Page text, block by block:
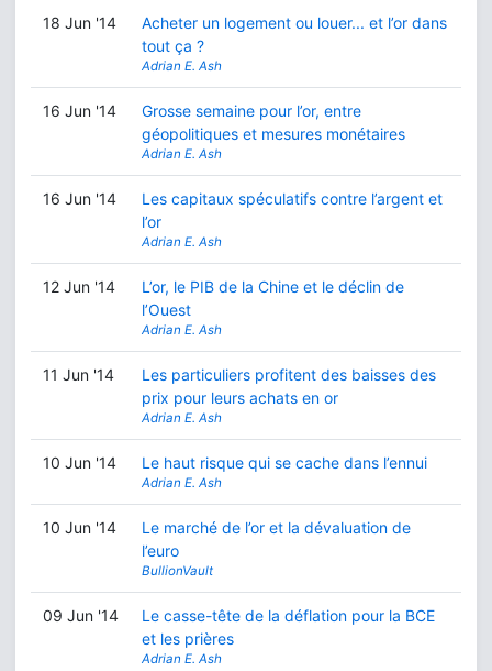
18 Jun '14
Acheter un logement ou louer... et l’or dans
tout ça ?
Adrian E. Ash
16 Jun '14
Grosse semaine pour l’or, entre
géopolitiques et mesures monétaires
Adrian E. Ash
16 Jun '14
Les capitaux spéculatifs contre l’argent et
l’or
Adrian E. Ash
12 Jun '14
L’or, le PIB de la Chine et le déclin de
l’Ouest
Adrian E. Ash
11 Jun '14
Les particuliers profitent des baisses des
prix pour leurs achats en or
Adrian E. Ash
10 Jun '14 Le haut risque qui se cache dans l’ennui
Adrian E. Ash
10 Jun '14
Le marché de l’or et la dévaluation de
l’euro
BullionVault
09 Jun '14
Le casse-tête de la déflation pour la BCE
et les prières
Adrian E. Ash